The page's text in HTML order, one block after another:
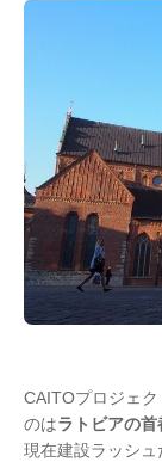
CAITOプロジェ
のはラトビアの首
現在建設ラッシュ